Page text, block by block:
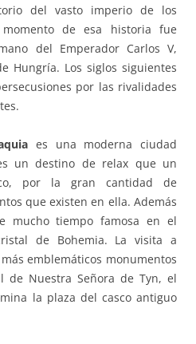
del vasto imperio de los
de esa historia fue
del Emperador Carlos V,
Hungría. Los siglos siguientes
por las rivalidades
es una moderna ciudad
un destino de relax que un
por la gran cantidad de
que existen en ella. Además
mucho tiempo famosa en el
de Bohemia. La visita a
emblemáticos monumentos
de Nuestra Señora de Tyn, el
la plaza del casco antiguo